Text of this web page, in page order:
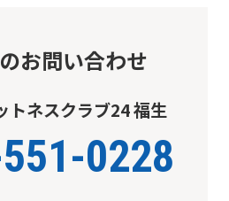
お問い合わせ
トネスクラブ24 福生
0228
be
accurate
translation.
The